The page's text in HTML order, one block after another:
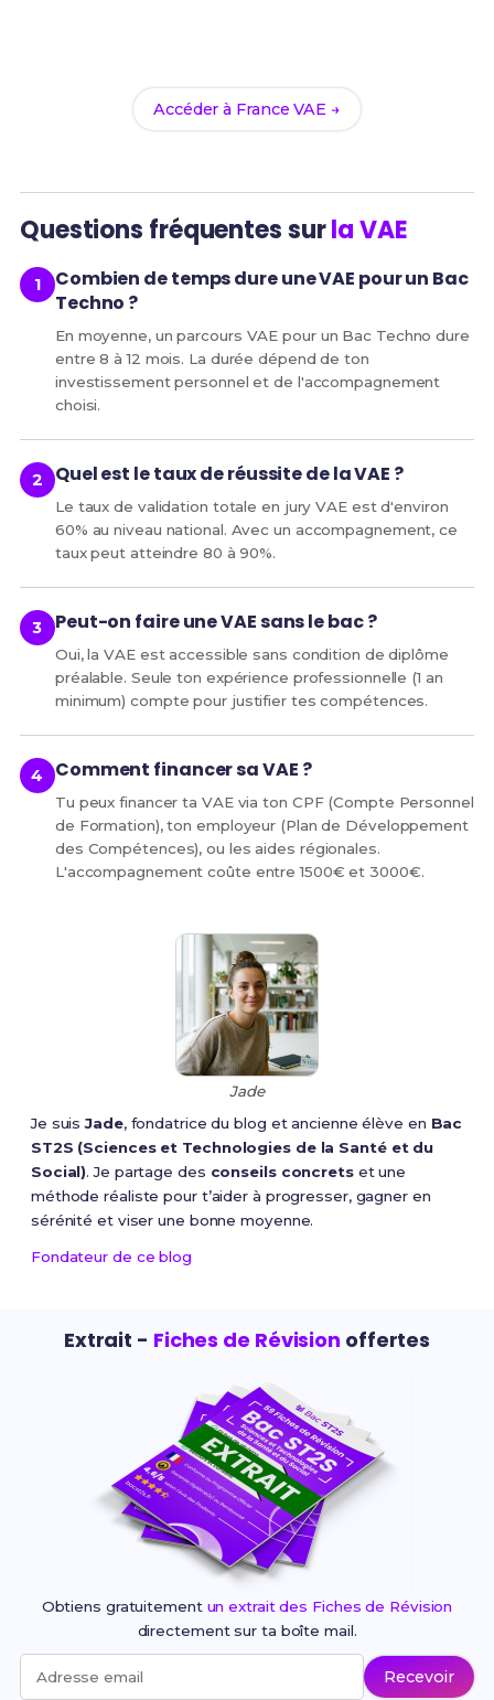
Accéder à France VAE →
Questions fréquentes surla VAE
Combien de temps dure une VAE pour un Bac
Techno ?
En moyenne, un parcours VAE pour un Bac Techno dure
entre 8 à 12 mois. La durée dépend de ton
investissement personnel et de l'accompagnement
choisi.
Quel est le taux de réussite de la VAE ?
Le taux de validation totale en jury VAE est d'environ
60% au niveau national. Avec un accompagnement, ce
taux peut atteindre 80 à 90%.
Peut-on faire une VAE sans le bac ?
Oui, la VAE est accessible sans condition de diplôme
préalable. Seule ton expérience professionnelle (1 an
minimum) compte pour justifier tes compétences.
Comment financer sa VAE ?
Tu peux financer ta VAE via ton CPF (Compte Personnel
de Formation), ton employeur (Plan de Développement
des Compétences), ou les aides régionales.
L'accompagnement coûte entre 1500€ et 3000€.
Jade
Je suisJade, fondatrice du blog et ancienne élève en Bac
ST2S (Sciences et Technologies de la Santé et du
Social). Je partage des conseils concretset une
méthode réaliste pour t’aider à progresser, gagner en
sérénité et viser une bonne moyenne.
Fondateur de ce blog
Extrait - Fiches de Révision offertes
Obtiens gratuitement un extrait des Fiches de Révision
directement sur ta boîte mail.
Adresse email Recevoir